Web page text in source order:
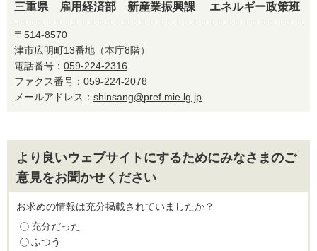
三重県 雇用経済部 新産業振興課 エネルギー政策班
〒514-8570
津市広明町13番地（本庁8階）
電話番号： 059-224-2316
ファクス番号：059-224-2078
メールアドレス： shinsang@pref.mie.lg.jp
より良いウェブサイトにするためにみなさまのご
意見をお聞かせください
お求めの情報は充分掲載されていましたか？
充分だった
ふつう